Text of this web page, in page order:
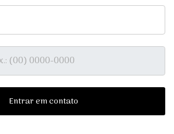
Entrar em contato